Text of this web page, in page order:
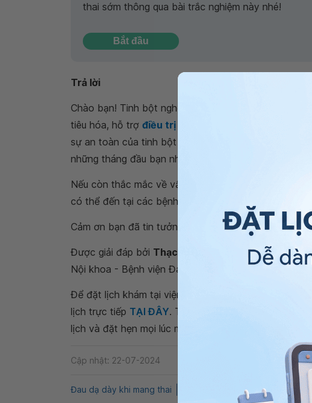
thai sớm thông qua bài trắc nghiệm này nhé!
Bắt đầu
Trả lời
Chào bạn! Tinh bột nghệ có nhiều tác dụng tốt như
tiêu hóa, hỗ trợ điều trị viêm loét dạ dày
... Tuy
sự an toàn của tinh bột nghệ trên phụ nữ có thai, do
những tháng đầu bạn nhé.
Nếu còn thắc mắc về vấn đề “
có thể đến tại các bệnh viện thuộc
Cảm ơn bạn đã tin tưởng Vinmec. Trân trọng!
Được giải đáp bởi Thạc sĩ, Bác sĩ Nguyễn Quốc Lân
Nội khoa - Bệnh viện Đa khoa Quốc tế Vinmec Đà
Để đặt lịch khám tại viện, Quý khách vui lòng bấm số
lịch trực tiếp TẠI ĐÂY. Tải và đặt lịch khám tự động
lịch và đặt hẹn mọi lúc mọi nơi ngay trên ứng dụng.
Cập nhật: 22-07-2024
Đau dạ dày khi mang thai QnA Đau dạ dày